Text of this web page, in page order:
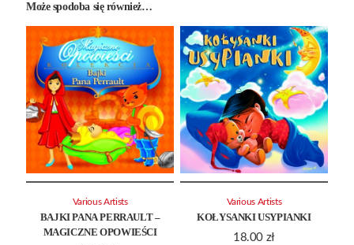
Może spodoba się również…
BAJKI PANA PERRAULT –
MAGICZNE OPOWIEŚCI
Various Artists
KOŁYSANKI USYPIANKI
18.00 zł
Various Artists